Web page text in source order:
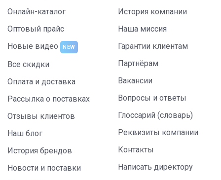
Онлайн-каталог
Оптовый прайс
Новые видео
NEW
Все скидки
Оплата и доставка
Рассылка о поставках
Отзывы клиентов
Наш блог
История брендов
Новости и поставки
История компании
Наша миссия
Гарантии клиентам
Партнёрам
Вакансии
Вопросы и ответы
Глоссарий (словарь)
Реквизиты компании
Контакты
Написать директору